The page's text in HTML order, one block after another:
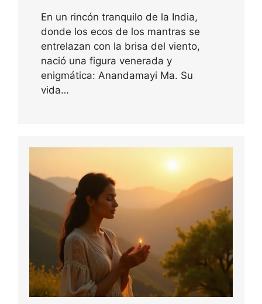
En un rincón tranquilo de la India,
donde los ecos de los mantras se
entrelazan con la brisa del viento,
nació una figura venerada y
enigmática: Anandamayi Ma. Su
vida…